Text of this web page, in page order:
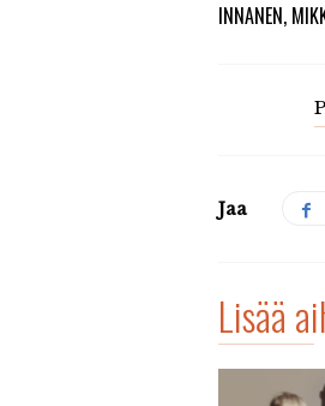
INNANEN,
Jaa
Lisää